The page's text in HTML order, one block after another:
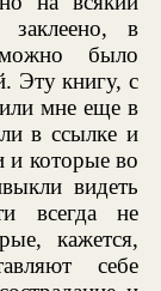
в
можно было
Эту книгу, с
мне еще в
в ссылке и
и которые во
видеть
всегда не
кажется,
себе